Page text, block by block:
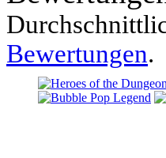
Bewertungen.